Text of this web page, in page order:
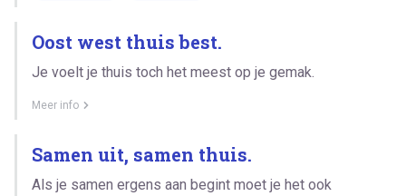
Oost west thuis best.
Je voelt je thuis toch het meest op je gemak.
Meer info
Samen uit, samen thuis.
Als je samen ergens aan begint moet je het ook